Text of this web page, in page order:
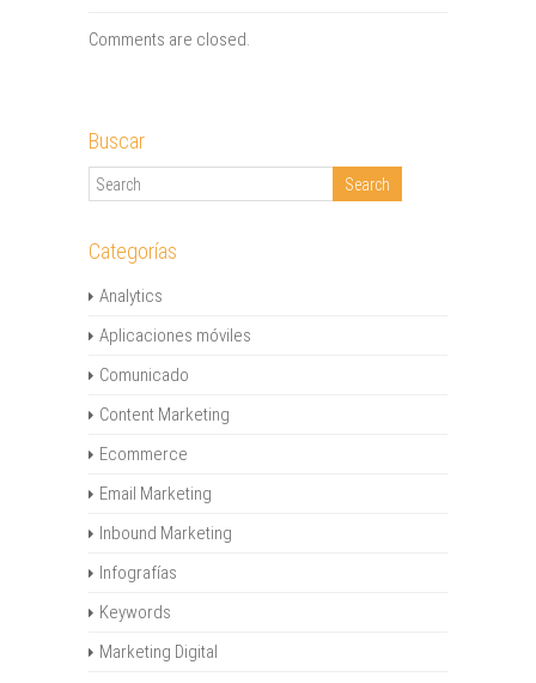
Comments are closed.
Buscar
Categorías
Analytics
Aplicaciones móviles
Comunicado
Content Marketing
Ecommerce
Email Marketing
Inbound Marketing
Infografías
Keywords
Marketing Digital